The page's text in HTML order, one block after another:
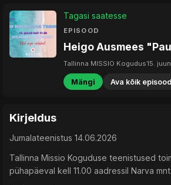
Tagasi saatesse
EPISOOD
Heigo Ausmees
Tallinna MISSIO Kogudus15.
Mängi Ava kõik
Kirjeldus
Jumalateenistus 14.06.2026
Tallinna Missio Koguduse teenistused
pühapäeval kell 11.00 aadressil Narva